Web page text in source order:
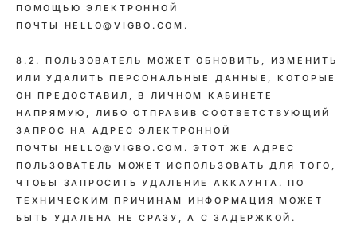
ПОМОЩЬЮ ЭЛЕКТРОННОЙ
ПОЧТЫ HELLO@VIGBO.COM.
8.2. ПОЛЬЗОВАТЕЛЬ МОЖЕТ ОБНОВИТЬ, ИЗМЕНИТЬ
ИЛИ УДАЛИТЬ ПЕРСОНАЛЬНЫЕ ДАННЫЕ, КОТОРЫЕ
ОН ПРЕДОСТАВИЛ, В ЛИЧНОМ КАБИНЕТЕ
НАПРЯМУЮ, ЛИБО ОТПРАВИВ СООТВЕТСТВУЮЩИЙ
ЗАПРОС НА АДРЕС ЭЛЕКТРОННОЙ
ПОЧТЫ HELLO@VIGBO.COM. ЭТОТ ЖЕ АДРЕС
ПОЛЬЗОВАТЕЛЬ МОЖЕТ ИСПОЛЬЗОВАТЬ ДЛЯ ТОГО,
ЧТОБЫ ЗАПРОСИТЬ УДАЛЕНИЕ АККАУНТА. ПО
ТЕХНИЧЕСКИМ ПРИЧИНАМ ИНФОРМАЦИЯ МОЖЕТ
БЫТЬ УДАЛЕНА НЕ СРАЗУ, А С ЗАДЕРЖКОЙ.